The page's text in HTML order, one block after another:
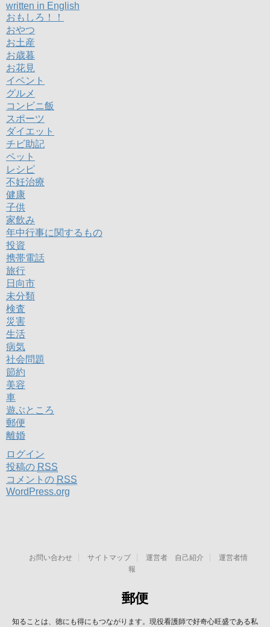
written in English
おもしろ！！
おやつ
お土産
お歳暮
お花見
イベント
グルメ
コンビニ飯
スポーツ
ダイエット
チビ助記
ペット
レシピ
不妊治療
健康
子供
家飲み
年中行事に関するもの
投資
携帯電話
旅行
日向市
未分類
検査
災害
生活
病気
社会問題
節約
美容
車
遊ぶところ
郵便
離婚
ログイン
投稿の RSS
コメントの RSS
WordPress.org
お問い合わせ サイトマップ 運営者 自己紹介
運営者情
報
郵便
知ることは、徳にも得にもつながります。現役看護師で好奇心旺盛である私